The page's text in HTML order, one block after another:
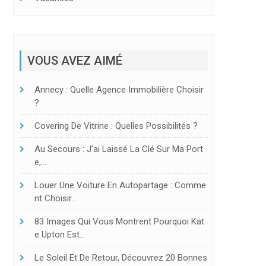
VOUS AVEZ AIMÉ
Annecy : Quelle Agence Immobilière Choisir
?
Covering De Vitrine : Quelles Possibilités ?
Au Secours : J’ai Laissé La Clé Sur Ma Port
E,…
Louer Une Voiture En Autopartage : Comme
Nt Choisir…
83 Images Qui Vous Montrent Pourquoi Kat
E Upton Est…
Le Soleil Et De Retour, Découvrez 20 Bonnes